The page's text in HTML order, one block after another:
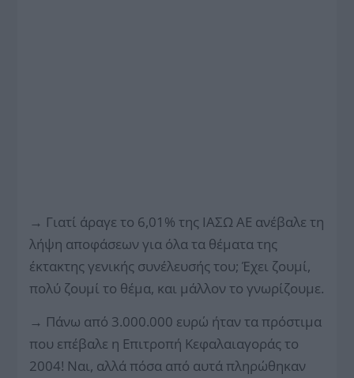
→ Γιατί άραγε το 6,01% της ΙΑΣΩ ΑΕ ανέβαλε τη
λήψη αποφάσεων για όλα τα θέματα της
έκτακτης γενικής συνέλευσής του; Έχει ζουμί,
πολύ ζουμί το θέμα, και μάλλον το γνωρίζουμε.
→ Πάνω από 3.000.000 ευρώ ήταν τα πρόστιμα
που επέβαλε η Επιτροπή Κεφαλαιαγοράς το
2004! Ναι, αλλά πόσα από αυτά πληρώθηκαν